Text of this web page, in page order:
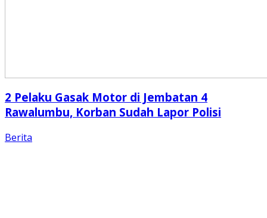
2 Pelaku Gasak Motor di Jembatan 4
Rawalumbu, Korban Sudah Lapor Polisi
Berita